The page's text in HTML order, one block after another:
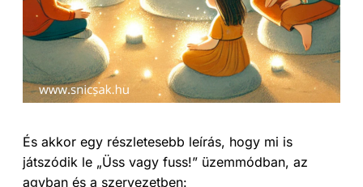
És akkor egy részletesebb leírás, hogy mi is
játszódik le „Üss vagy fuss!” üzemmódban, az
agyban és a szervezetben: